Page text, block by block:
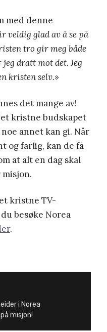
med denne
veldig glad av å se på
tro gir meg både
dratt mot det. Jeg
kristen selv.»
det mange av!
kristne budskapet
annet kan gi. Når
og farlig, kan de få
at alt en dag skal
kristne TV-
besøke Norea
.
i Norea
misjon!